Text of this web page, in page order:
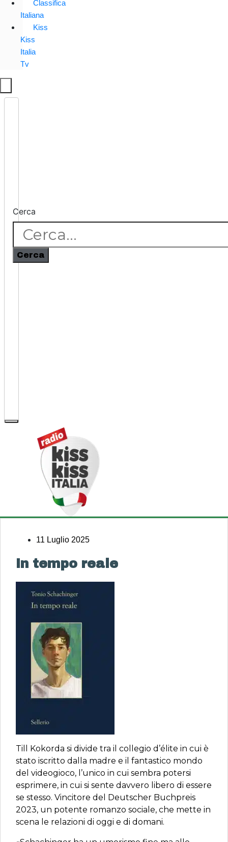
Classifica
Italiana
Kiss
Kiss
Italia
Tv
Cerca
Cerca
11 Luglio 2025
In tempo reale
Till Kokorda si divide tra il collegio d’élite in cui è
stato iscritto dalla madre e il fantastico mondo
del videogioco, l’unico in cui sembra potersi
esprimere, in cui si sente davvero libero di essere
se stesso. Vincitore del Deutscher Buchpreis
2023, un potente romanzo sociale, che mette in
scena le relazioni di oggi e di domani.